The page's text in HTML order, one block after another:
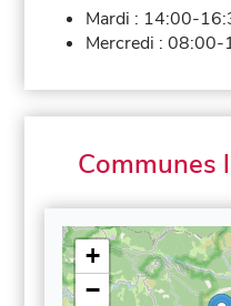
Mardi : 14:00-
Mercredi :08:00-
Communes
+
−